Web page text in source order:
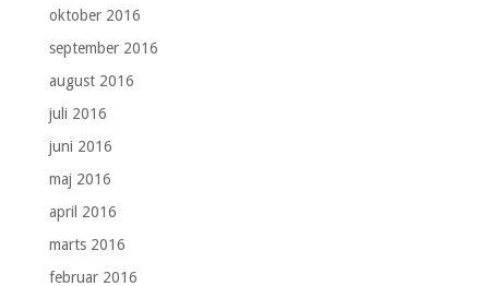
oktober 2016
september 2016
august 2016
juli 2016
juni 2016
maj 2016
april 2016
marts 2016
februar 2016